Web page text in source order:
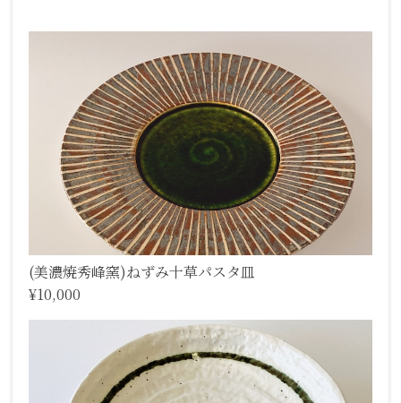
(美濃焼秀峰窯)ねずみ十草パスタ皿
¥10,000